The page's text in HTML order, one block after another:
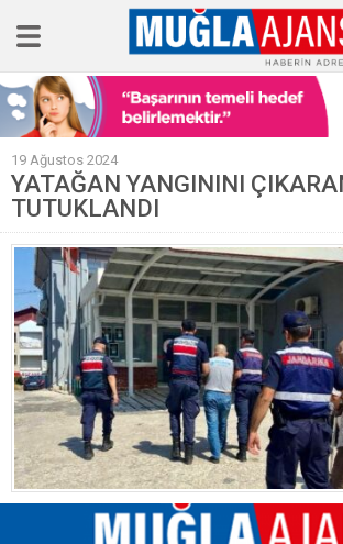
Ana Sayfa
Tüm Haberler
Köşe Yazıları
Sağlık
Magazin
Künye
19 Ağustos 2024
YATAĞAN YANGININI
TUTUKLANDI